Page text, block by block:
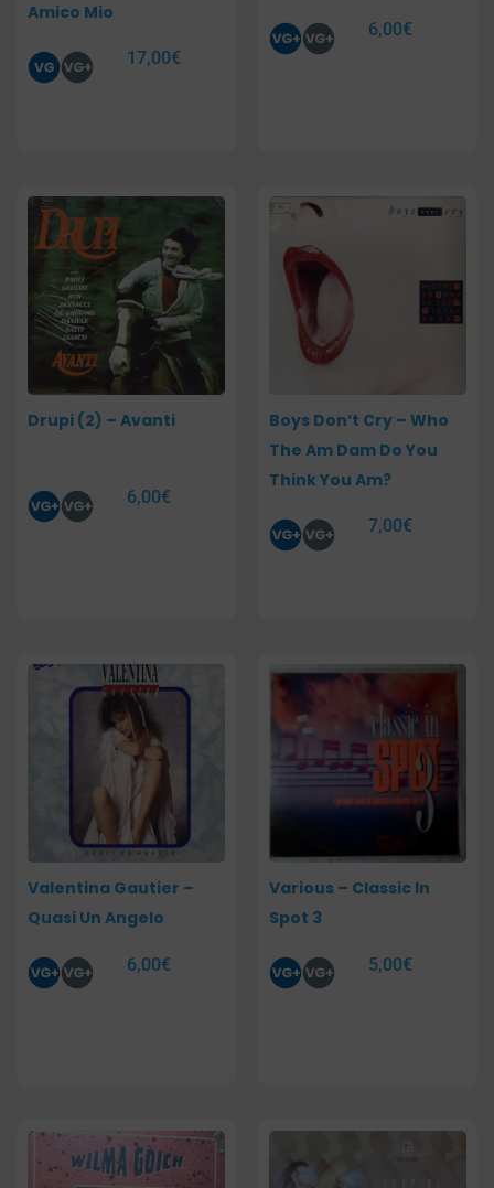
Amico Mio
17,00€
6,00€
Drupi (2) – Avanti
6,00€
Boys Don’t Cry – Who
The Am Dam Do You
Think You Am?
7,00€
Valentina Gautier –
Quasi Un Angelo
6,00€
Various – Classic In
Spot 3
5,00€